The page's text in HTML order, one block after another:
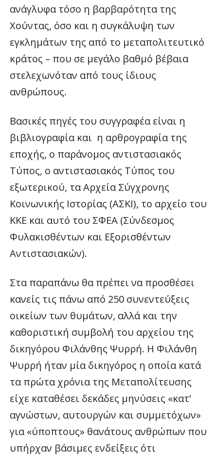
ανάγλυφα τόσο η βαρβαρότητα της
Χούντας, όσο και η συγκάλυψη των
εγκλημάτων της από το μεταπολιτευτικό
κράτος – που σε μεγάλο βαθμό βέβαια
στελεχωνόταν από τους ίδιους
ανθρώπους.
Βασικές πηγές του συγγραφέα είναι η
βιβλιογραφία και η αρθρογραφία της
εποχής, ο παράνομος αντιστασιακός
Τύπος, ο αντιστασιακός Τύπος του
εξωτερικού, τα Αρχεία Σύγχρονης
Κοινωνικής Ιστορίας (ΑΣΚΙ), το αρχείο του
ΚΚΕ και αυτό του ΣΦΕΑ (Σύνδεσμος
Φυλακισθέντων και Εξορισθέντων
Αντιστασιακών).
Στα παραπάνω θα πρέπει να προσθέσει
κανείς τις πάνω από 250 συνεντεύξεις
οικείων των θυμάτων, αλλά και την
καθοριστική συμβολή του αρχείου της
δικηγόρου Φιλάνθης Ψυρρή. Η Φιλάνθη
Ψυρρή ήταν μία δικηγόρος η οποία κατά
τα πρώτα χρόνια της Μεταπολίτευσης
είχε καταθέσει δεκάδες μηνύσεις «κατ’
αγνώστων, αυτουργών και συμμετόχων»
για «ύποπτους» θανάτους ανθρώπων που
υπήρχαν βάσιμες ενδείξεις ότι